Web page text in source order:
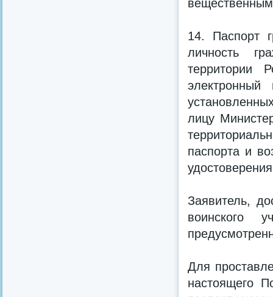
вещественным
14. Паспорт
личность
территории
лицу
паспорта и
Заявитель,
воинского
Для
настоящего